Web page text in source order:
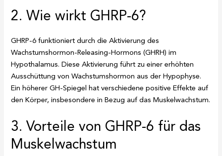
2. Wie wirkt GHRP-6?
GHRP-6 funktioniert durch die Aktivierung des
Wachstumshormon-Releasing-Hormons (GHRH) im
Hypothalamus. Diese Aktivierung führt zu einer erhöhten
Ausschüttung von Wachstumshormon aus der Hypophyse.
Ein höherer GH-Spiegel hat verschiedene positive Effekte auf
den Körper, insbesondere in Bezug auf das Muskelwachstum.
3. Vorteile von GHRP-6 für das
Muskelwachstum